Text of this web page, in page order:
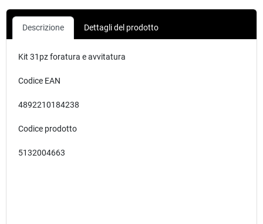
Descrizione Dettagli del prodotto
Kit 31pz foratura e avvitatura
Codice EAN
4892210184238
Codice prodotto
5132004663